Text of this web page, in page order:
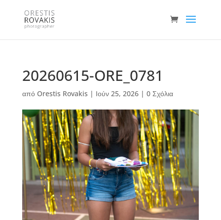
20260615-ORE_0781
από Orestis Rovakis | Ιούν 25, 2026| 0 Σχόλια